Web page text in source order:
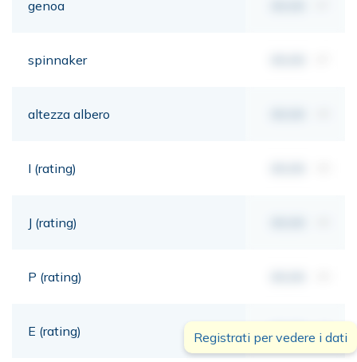
genoa
spinnaker
altezza albero
I (rating)
J (rating)
P (rating)
E (rating) 00,00 mt
Registrati per vedere i dati